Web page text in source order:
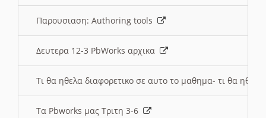
Παρουσιαση: Authoring tools
Δευτερα 12-3 PbWorks αρχικα
Τι θα ηθελα διαφορετικο σε αυτο το μαθημα- τι θα
Τα Pbworks μας Τριτη 3-6